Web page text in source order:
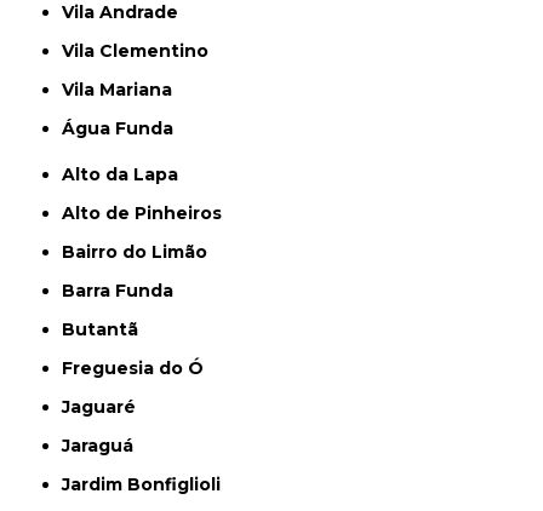
Vila Andrade
Vila Clementino
Vila Mariana
Água Funda
Alto da Lapa
Alto de Pinheiros
Bairro do Limão
Barra Funda
Butantã
Freguesia do Ó
Jaguaré
Jaraguá
Jardim Bonfiglioli